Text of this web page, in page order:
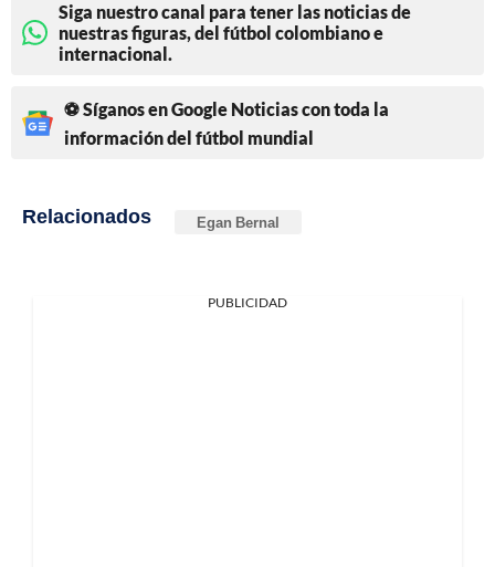
Siga nuestro canal para tener las noticias de
nuestras figuras, del fútbol colombiano e
internacional.
⚽ Síganos en Google Noticias con toda la
información del fútbol mundial
Relacionados Egan Bernal
PUBLICIDAD